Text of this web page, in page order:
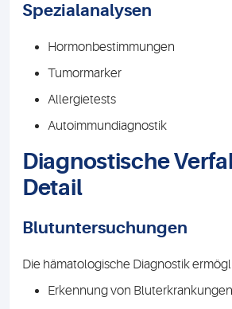
Spezialanalysen
Hormonbestimmungen
Tumormarker
Allergietests
Autoimmundiagnostik
Diagnostische
Detail
Blutuntersuchungen
Die hämatologische Diagnostik
Erkennung von Bluterkrankungen